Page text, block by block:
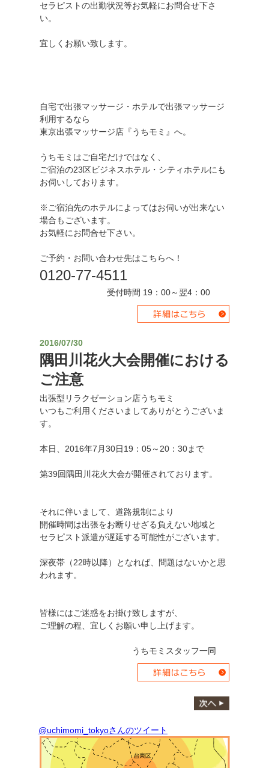
セラピストの出勤状況等お気軽にお問合せ下さ
い。
宜しくお願い致します。
自宅で出張マッサージ・ホテルで出張マッサージ
利用するなら
東京出張マッサージ店『うちモミ』へ。
うちモミはご自宅だけではなく、
ご宿泊の23区ビジネスホテル・シティホテルにも
お伺いしております。
※ご宿泊先のホテルによってはお伺いが出来ない
場合もございます。
お気軽にお問合せ下さい。
ご予約・お問い合わせ先はこちらへ！
0120-77-4511
受付時間 19：00～翌4：00
2016/07/30
隅田川花火大会開催における
ご注意
出張型リラクゼーション店うちモミ
いつもご利用くださいましてありがとうございま
す。
本日、2016年7月30日19：05～20：30まで
第39回隅田川花火大会が開催されております。
それに伴いまして、道路規制により
開催時間は出張をお断りせざる負えない地域と
セラピスト派遣が遅延する可能性がございます。
深夜帯（22時以降）となれば、問題はないかと思
われます。
皆様にはご迷惑をお掛け致しますが、
ご理解の程、宜しくお願い申し上げます。
うちモミスタッフ一同
@uchimomi_tokyoさんのツイート